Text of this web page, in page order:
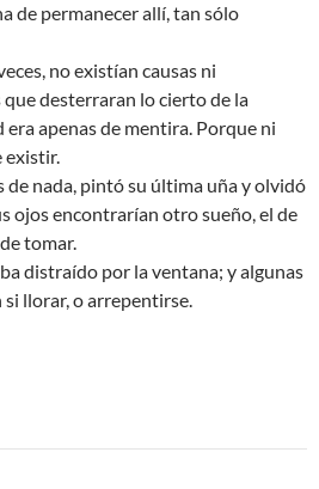
de permanecer allí, tan sólo
no existían causas ni
desterraran lo cierto de la
apenas de mentira. Porque ni
existir.
nada, pintó su última uña y olvidó
ojos encontrarían otro sueño, el de
tomar.
distraído por la ventana; y algunas
si llorar, o arrepentirse.